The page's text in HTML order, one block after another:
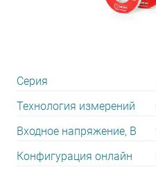
Серия
Технология измерений
Входное напряжение, В
Конфигурация онлайн